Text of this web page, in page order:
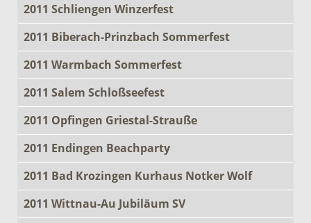
2011 Schliengen Winzerfest
2011 Biberach-Prinzbach Sommerfest
2011 Warmbach Sommerfest
2011 Salem Schloßseefest
2011 Opfingen Griestal-Strauße
2011 Endingen Beachparty
2011 Bad Krozingen Kurhaus Notker Wolf
2011 Wittnau-Au Jubiläum SV